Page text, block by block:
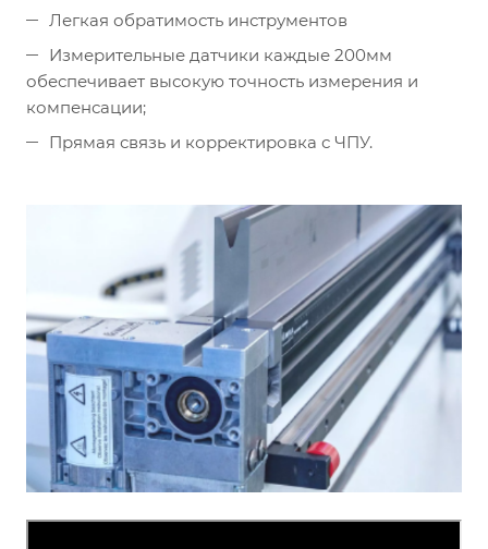
Легкая обратимость инструментов
Измерительные датчики каждые 200мм
обеспечивает высокую точность измерения и
компенсации;
Прямая связь и корректировка с ЧПУ.